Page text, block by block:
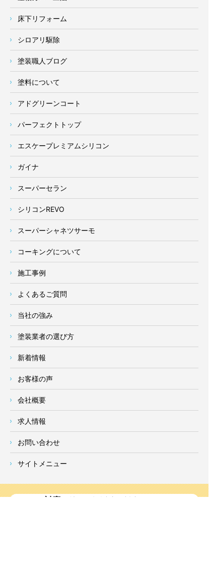
床下リフォーム
シロアリ駆除
塗装職人ブログ
塗料について
アドグリーンコート
パーフェクトトップ
エスケープレミアムシリコン
ガイナ
スーパーセラン
シリコンREVO
スーパーシャネツサーモ
コーキングについて
施工事例
よくあるご質問
当社の強み
塗装業者の選び方
新着情報
お客様の声
会社概要
求人情報
お問い合わせ
サイトメニュー
対応エリア